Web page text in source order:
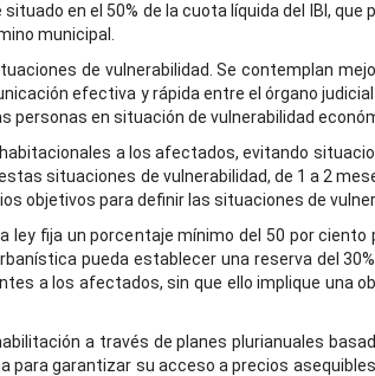
en el 50% de la cuota líquida del IBI,
municipal.
de vulnerabilidad. Se contemplan
efectiva y rápida entre el órgano
en situación de vulnerabilidad
a los afectados, evitando
situaciones de vulnerabilidad, de 1 a 2
objetivos para definir las situaciones de
ley fija un porcentaje mínimo del 50 por
pueda establecer una reserva del
a los afectados, sin que ello implique una
a través de planes plurianuales
para garantizar su acceso a precios